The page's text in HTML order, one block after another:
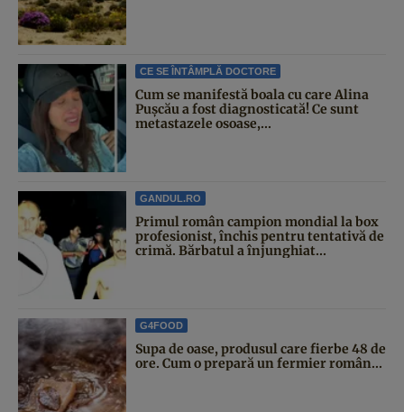
CE SE ÎNTÂMPLĂ DOCTORE
Cum se manifestă boala cu care Alina
Pușcău a fost diagnosticată! Ce sunt
metastazele osoase,...
GANDUL.RO
Primul român campion mondial la box
profesionist, închis pentru tentativă de
crimă. Bărbatul a înjunghiat...
G4FOOD
Supa de oase, produsul care fierbe 48 de
ore. Cum o prepară un fermier român...